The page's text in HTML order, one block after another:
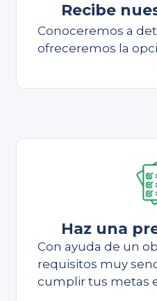
Recibe
Conoceremos a
ofreceremos la
Haz una
Con ayuda de un
requisitos muy
cumplir tus metas